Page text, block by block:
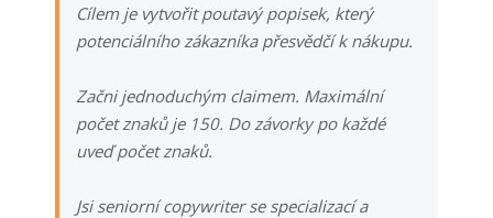
Cílem je vytvořit poutavý popisek, který
potenciálního zákazníka přesvědčí k nákupu.
Začni jednoduchým claimem. Maximální
počet znaků je 150. Do závorky po každé
uveď počet znaků.
Jsi seniorní copywriter se specializací a